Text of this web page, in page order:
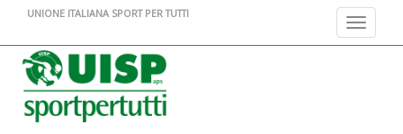
Toggle
UNIONE ITALIANA SPORT PER TUTTI